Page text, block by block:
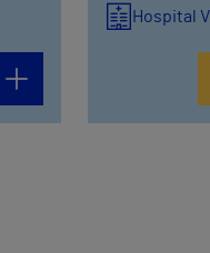
Hospital